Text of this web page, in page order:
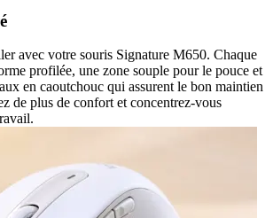
avec votre souris Signature M650. Chaque
profilée, une zone souple pour le pouce et
en caoutchouc qui assurent le bon maintien
de plus de confort et concentrez-vous